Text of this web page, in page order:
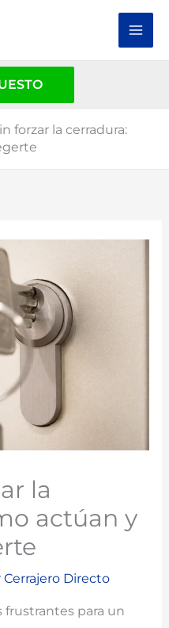
forzar la cerradura:
la
actúan y
Cerrajero Directo
frustrantes para un